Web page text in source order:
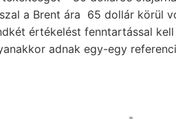
a Brent ára 65 dollár körül
értékelést fenntartással
adnak egy-egy